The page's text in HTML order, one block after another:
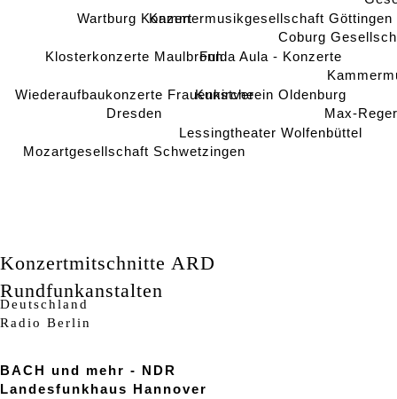
Wartburg Konzert
Klosterkonzerte Maulbronn
Wiederaufbaukonzerte Frauenkirche
Dresden
Mozartgesellschaft Schwetzingen
Kammermusikgesellschaft Göttingen
Fulda Aula - Konzerte
Kunstverein Oldenburg
Lessingtheater Wolfenbüttel
Coburg
Max-
Konzertmitschnitte ARD
Rundfunkanstalten
Deutschland
Radio Berlin
BACH und mehr - NDR
Landesfunkhaus Hannover